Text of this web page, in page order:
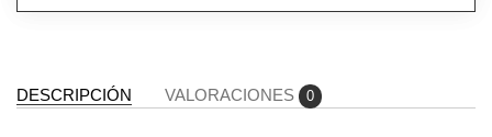
DESCRIPCIÓN VALORACIONES 0